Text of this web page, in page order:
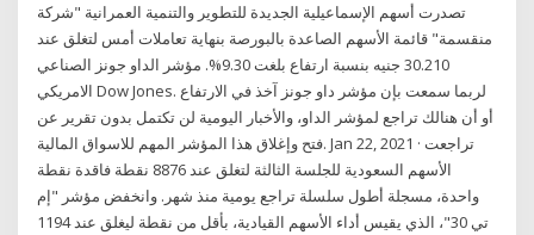
تصدرت أسهم الإسماعيلية الجديدة للتطوير والتنمية العمرانية "شركة
منقسمة" قائمة الأسهم الصاعدة بالبورصة بنهاية تعاملات أمس لتغلق عند
30.210 جنيه بنسبة ارتفاع بلغت 9.30%. مؤشر الداو جونز الصناعي
الامريكي Dow Jones. لربما سمعت بإن مؤشر داو جونز آخذ في الارتفاع
أو أن هنالك تراجع لمؤشر الداو، والأخبار اليومية لن تكتمل بدون تقرير عن
فتح وإغلاق هذا المؤشر المهم للاسواق المالية. Jan 22, 2021 · تراجعت
الأسهم السعودية للجلسة الثالثة لتغلق عند 8876 نقطة فاقدة نقطة
واحدة، مسجلة أطول سلسلة تراجع يومية منذ شهر. وانخفض مؤشر "إم
تي 30"، الذي يقيس أداء الأسهم القيادية، بأقل من نقطة ليغلق عند 1194